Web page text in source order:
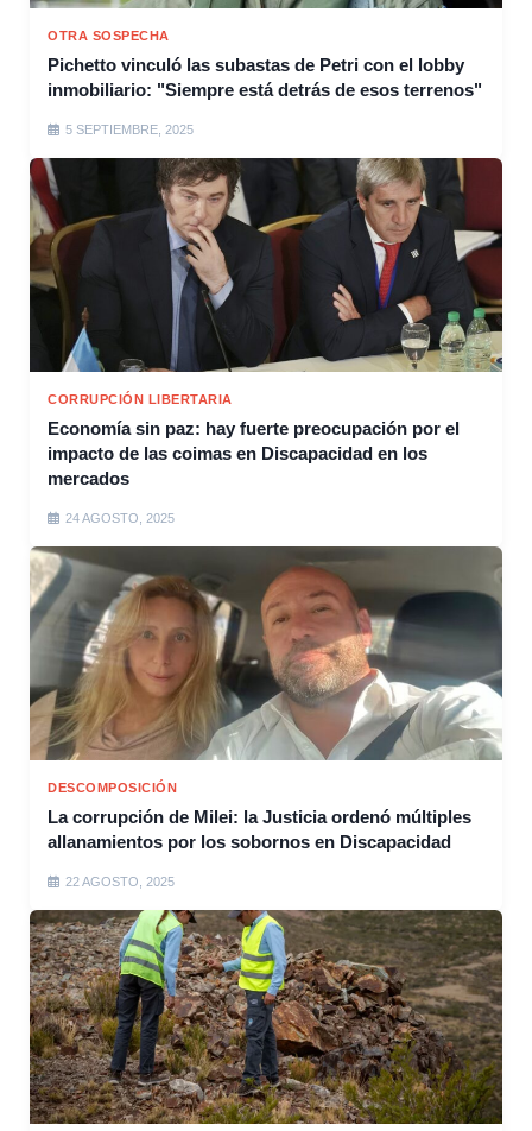
OTRA SOSPECHA
Pichetto vinculó las subastas de Petri con el lobby
inmobiliario: "Siempre está detrás de esos terrenos"
5 SEPTIEMBRE, 2025
CORRUPCIÓN LIBERTARIA
Economía sin paz: hay fuerte preocupación por el
impacto de las coimas en Discapacidad en los
mercados
24 AGOSTO, 2025
DESCOMPOSICIÓN
La corrupción de Milei: la Justicia ordenó múltiples
allanamientos por los sobornos en Discapacidad
22 AGOSTO, 2025